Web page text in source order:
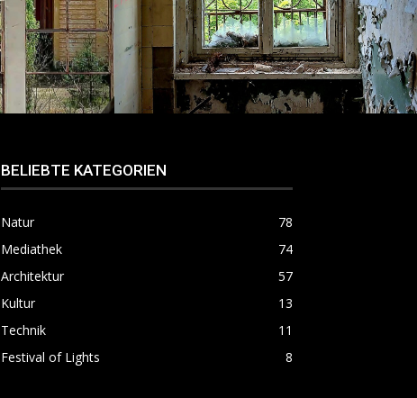
BELIEBTE KATEGORIEN
Natur
78
Mediathek
74
Architektur
57
Kultur
13
Technik
11
Festival of Lights
8